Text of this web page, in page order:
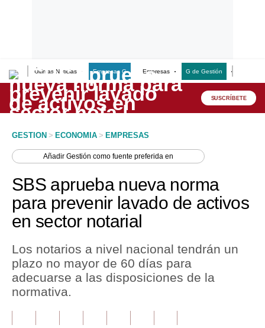
Últimas Noticias Empresas G Empresas G de Gestión
Lo último
Peru Quiosco
Economía
Mercados
Política
Finanzas Personales
SUSCRÍBETE
GESTION > ECONOMIA > EMPRESAS
AñadirGestión como fuente preferida en
SBS aprueba nueva norma
para prevenir lavado de activos
en sector notarial
Los notarios a nivel nacional tendrán un
plazo no mayor de 60 días para
adecuarse a las disposiciones de la
normativa.